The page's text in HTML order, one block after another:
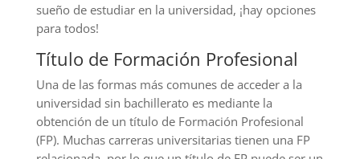
sueño de estudiar en la universidad, ¡hay opciones
para todos!
Título de Formación Profesional
Una de las formas más comunes de acceder a la
universidad sin bachillerato es mediante la
obtención de un título de Formación Profesional
(FP). Muchas carreras universitarias tienen una FP